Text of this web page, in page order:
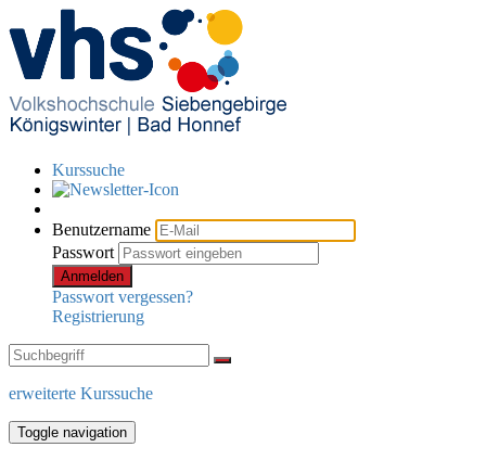
Kurssuche
Benutzername
Passwort
Anmelden
Passwort vergessen?
Registrierung
erweiterte Kurssuche
Toggle navigation